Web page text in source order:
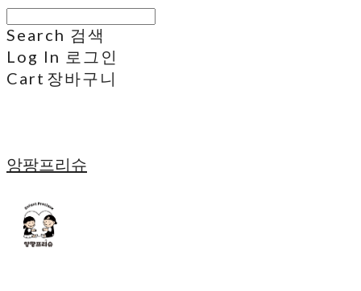
Search 검색
Log In 로그인
Cart 장바구니
앙팡프리슈